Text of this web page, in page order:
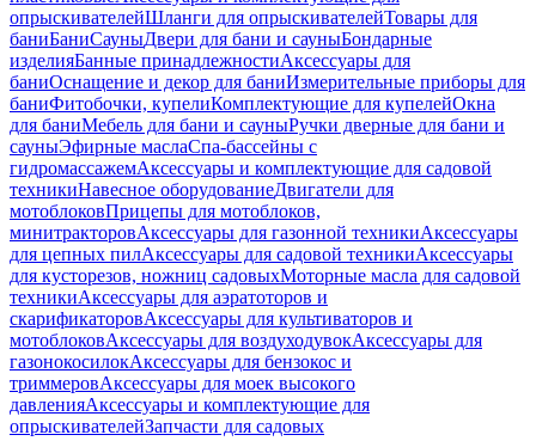
опрыскивателейШланги для опрыскивателейТовары для
баниБаниСауныДвери для бани и сауныБондарные
изделияБанные принадлежностиАксессуары для
баниОснащение и декор для баниИзмерительные приборы для
баниФитобочки, купелиКомплектующие для купелейОкна
для баниМебель для бани и сауныРучки дверные для бани и
сауныЭфирные маслаСпа-бассейны с
гидромассажемАксессуары и комплектующие для садовой
техникиНавесное оборудованиеДвигатели для
мотоблоковПрицепы для мотоблоков,
минитракторовАксессуары для газонной техникиАксессуары
для цепных пилАксессуары для садовой техникиАксессуары
для кусторезов, ножниц садовыхМоторные масла для садовой
техникиАксессуары для аэратоторов и
скарификаторовАксессуары для культиваторов и
мотоблоковАксессуары для воздуходувокАксессуары для
газонокосилокАксессуары для бензокос и
триммеровАксессуары для моек высокого
давленияАксессуары и комплектующие для
опрыскивателейЗапчасти для садовых